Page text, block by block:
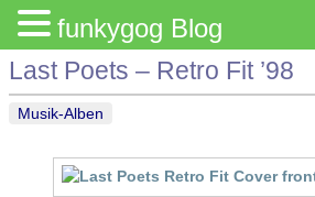
Last Poets – Retro Fit ’98
Musik-Alben
funkygog Blog